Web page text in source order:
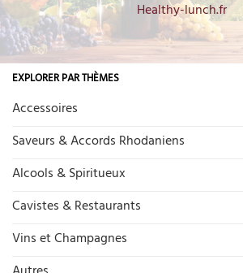
Healthy-lunch.fr
EXPLORER PAR THÈMES
Accessoires
Saveurs & Accords Rhodaniens
Alcools & Spiritueux
Cavistes & Restaurants
Vins et Champagnes